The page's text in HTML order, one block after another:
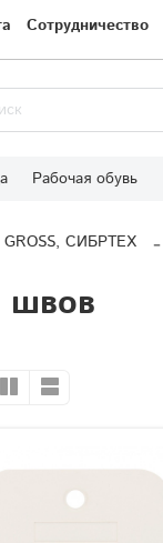
Сотрудничество
Рабочая обувь
GROSS, СИБРТЕХ
швов